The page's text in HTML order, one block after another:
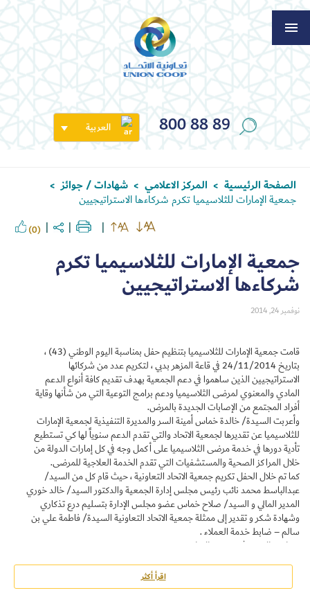
800 88 89 العربية
الصفحة الرئيسية > المركز الاعلامي > شهادات / جوائز >
جمعية الإمارات للثلاسيميا تكرم شركاءها الاستراتيجيين
(0)
جمعية الإمارات للثلاسيميا تكرم
شركاءها الاستراتيجيين
نوفمبر 24, 2014
قامت جمعية الإمارات للثلاسيميا بتنظيم حفل بمناسبة اليوم الوطني (43) ،
بتاريخ 24/11/2014 في قاعة المزهر بدبي ، لتكريم عدد من شركائها
الاستراتيجيين الذين ساهموا في دعم الجمعية بهدف تقديم كافة أنواع الدعم
المادي والمعنوي لمرضى الثلاسيميا ودعم برامج التوعية التي من شأنها وقاية
أفراد المجتمع من الإصابات الجديدة بالمرض.
وأعربت السيدة/ خالدة خماس أمينة السر والمديرة التنفيذية لجمعية الإمارات
للثلاسيميا عن تقديرها لجمعية الاتحاد والتي تقدم الدعم سنوياً لها كي تستطيع
تأدية دورها في خدمة مرضى الثلاسيميا على أكمل وجه في كل إمارات الدولة من
خلال المراكز الصحية والمستشفيات التي تقدم الخدمة العلاجية للمرضى.
كما تم خلال الحفل تكريم جمعية الاتحاد التعاونية ، حيث قام كل من السيد/
عبدالباسط محمد نائب رئيس مجلس إدارة الجمعية والدكتور السيد/ خالد خوري
المدير المالي و السيد/ صلاح خماس عضو مجلس الإدارة بتسليم درع تذكاري
وشهادة شكر و تقدير إلى ممثلة جمعية الاتحاد التعاونية السيدة/ فاطمة علي بن
سالم – ضابط خدمة العملاء .
كما تم النشر في جريدة البيان
اقرأ أكثر
Set Youtube Channel ID